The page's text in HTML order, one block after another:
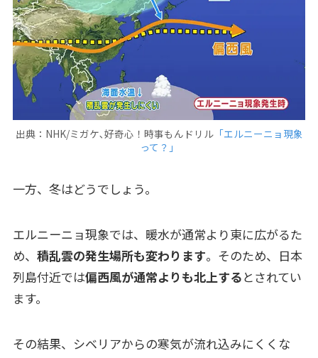
出典：NHK/ミガケ､好奇心！時事もんドリル「エルニーニョ現象
って？」
一方、冬はどうでしょう。
エルニーニョ現象では、暖水が通常より東に広がるた
め、 積乱雲の発生場所も変わります。そのため、日本
列島付近では偏西風が通常よりも北上するとされてい
ます。
その結果、シベリアからの寒気が流れ込みにくくな